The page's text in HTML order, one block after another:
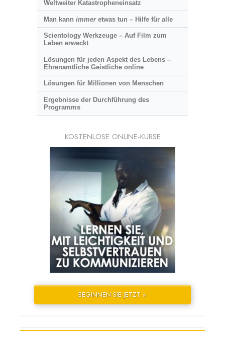
Weltweiter Katastropheneinsatz
Man kann immeretwas tun – Hilfe für alle
Scientology Werkzeuge – Auf Film zum
Leben erweckt
Lösungen für jeden Aspekt des Lebens –
Ehrenamtliche Geistliche online
Lösungen für Millionen von Menschen
Ergebnisse der Durchführung des
Programms
KOSTENLOSE ONLINE-KURSE
BEGINNEN SIE JETZT »